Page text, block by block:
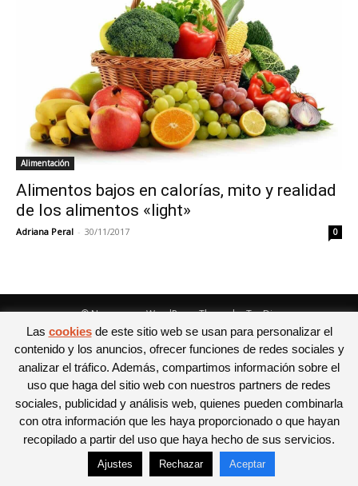
Alimentación
Alimentos bajos en calorías, mito y realidad
de los alimentos «light»
Adriana Peral - 30/11/2017 0
© Newspaper WordPress Theme by TagDiv
Las cookiesde este sitio web se usan para personalizar el
contenido y los anuncios, ofrecer funciones de redes sociales y
analizar el tráfico. Además, compartimos información sobre el
uso que haga del sitio web con nuestros partners de redes
sociales, publicidad y análisis web, quienes pueden combinarla
con otra información que les haya proporcionado o que hayan
recopilado a partir del uso que haya hecho de sus servicios.
Ajustes Rechazar Aceptar